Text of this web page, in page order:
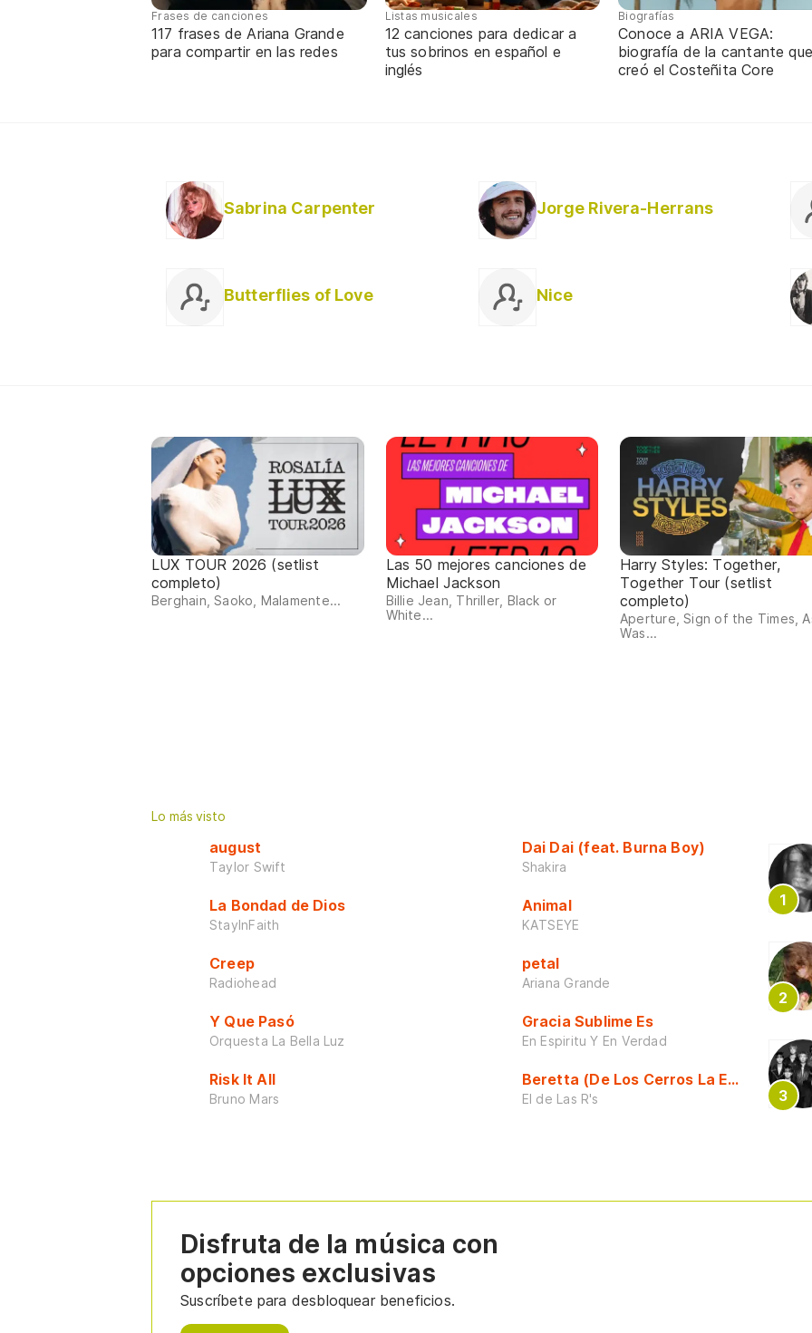
Frases de canciones
117 frases de Ariana Grande
para compartir en las redes
Listas musicales
12 canciones para dedicar a
tus sobrinos en español e
inglés
Biografías
Conoce a ARIA VEGA:
biografía de la cantante que
creó el Costeñita Core
Sabrina Carpenter Jorge Rivera-Herrans
Butterflies of Love Nice
LUX TOUR 2026 (setlist
completo)
Berghain, Saoko, Malamente...
Las 50 mejores canciones de
Michael Jackson
Billie Jean, Thriller, Black or
White...
Harry Styles: Together,
Together Tour (setlist
completo)
Aperture, Sign of the Times,
Was...
Lo más visto
august
Taylor Swift
La Bondad de Dios
StayInFaith
Creep
Radiohead
Y Que Pasó
Orquesta La Bella Luz
Risk It All
Bruno Mars
Dai Dai (feat. Burna Boy)
Shakira
Animal
KATSEYE
petal
Ariana Grande
Gracia Sublime Es
En Espiritu Y En Verdad
Beretta (De Los Cerros La Escuela)
El de Las R's
Disfruta de la música con
opciones exclusivas
Suscríbete para desbloquear beneficios.